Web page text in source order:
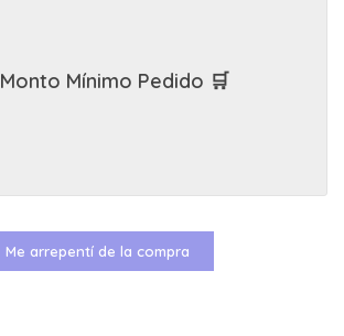
Monto Mínimo Pedido 🛒
Me arrepentí de la compra